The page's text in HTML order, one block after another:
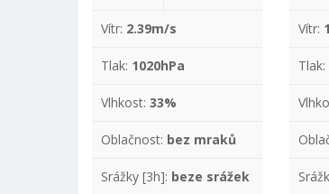
Vítr: 2.39m/s
Tlak: 1020hPa
Vlhkost: 33%
Oblačnost: bez mraků
Srážky [3h]: beze srážek
Vítr:
Tlak: